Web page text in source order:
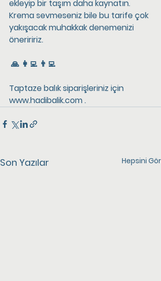
ekleyip bir taşım daha kaynatın.
Krema sevmeseniz bile bu tarife çok
yakışacak muhakkak denemenizi
öneriririz.
🙏 👩‍💻 👨‍💻
Taptaze balık siparişleriniz için
www.hadibalik.com .
Son Yazılar Hepsini Gör